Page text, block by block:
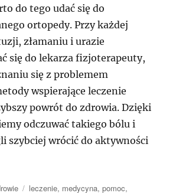
do tego udać się do
ortopedy. Przy każdej
złamaniu i urazie
się do lekarza fizjoterapeuty,
się z problemem
wspierające leczenie
powrót do zdrowia. Dzięki
odczuwać takiego bólu i
szybciej wrócić do aktywności
Tagi
leczenie, medycyna,pomoc,